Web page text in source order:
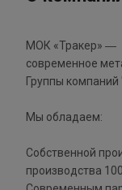
МОК «Тракер» ―
современное
Группы
Мы обладаем:
Собственной
производства